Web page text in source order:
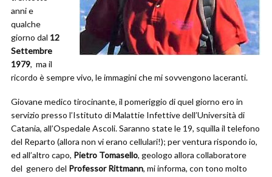
anni e
qualche
giorno dal 12
Settembre
1979, ma il
ricordo è sempre vivo, le immagini che mi sovvengono laceranti.
Giovane medico tirocinante, il pomeriggio di quel giorno ero in
servizio presso l’Istituto di Malattie Infettive dell’Università di
Catania, all’Ospedale Ascoli. Saranno state le 19, squilla il telefono
del Reparto (allora non vi erano cellulari!); per ventura rispondo io,
ed all’altro capo, Pietro Tomasello, geologo allora collaboratore
del genero del Professor Rittmann, mi informa, con tono molto